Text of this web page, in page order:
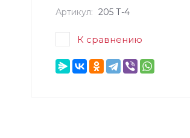
Артикул: 205 Т-4
К сравнению